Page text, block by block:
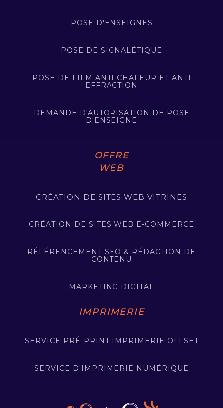
OFFRE
WEB
CRÉATION DE SITES WEB VITRINES
CRÉATION DE SITES WEB E-COMMERCE
RÉFÉRENCEMENT SEO & RÉDACTION DE
CONTENU
MARKETING DIGITAL
IMPRIMERIE
SERVICE PRÉ-PRINT IMPRIMERIE OFFSET
SERVICE D'IMPRIMERIE NUMÉRIQUE
POSE D'ENSEIGNES
POSE DE SIGNALÉTIQUE
POSE DE FILM ANTI CHALEUR ET ANTI
EFFRACTION
DEMANDE D'AUTORISATION DE POSE
D'ENSEIGNE